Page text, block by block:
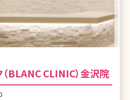
（BLANC CLINIC）金沢院